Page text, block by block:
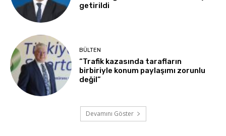
getirildi
BÜLTEN
“Trafik kazasında tarafların
birbiriyle konum paylaşımı zorunlu
değil”
Devamını Göster